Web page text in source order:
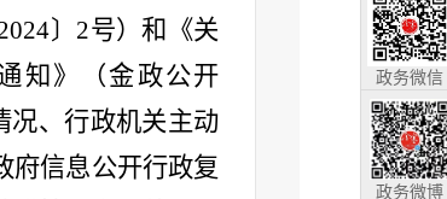
〕 2号）和《关
知》（金政公开
况、行政机关主动
府信息公开行政复
政务微信
政务微博